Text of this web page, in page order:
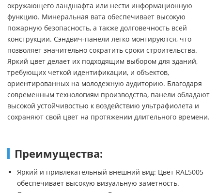
окружающего ландшафта или нести информационную
функцию. Минеральная вата обеспечивает высокую
пожарную безопасность, а также долговечность всей
конструкции. Сэндвич-панели легко монтируются, что
позволяет значительно сократить сроки строительства.
Яркий цвет делает их подходящим выбором для зданий,
требующих четкой идентификации, и объектов,
ориентированных на молодежную аудиторию. Благодаря
современным технологиям производства, панели обладают
высокой устойчивостью к воздействию ультрафиолета и
сохраняют свой цвет на протяжении длительного времени.
Преимущества:
Яркий и привлекательный внешний вид: Цвет RAL5005
обеспечивает высокую визуальную заметность.